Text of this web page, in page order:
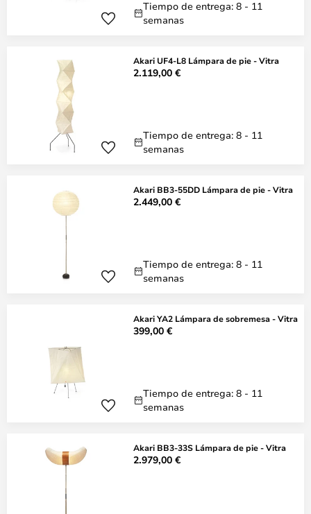
Tiempo de entrega: 8 - 11
semanas
Akari UF4-L8 Lámpara de pie - Vitra
2.119,00 €
Tiempo de entrega: 8 - 11
semanas
Akari BB3-55DD Lámpara de pie - Vitra
2.449,00 €
Tiempo de entrega: 8 - 11
semanas
Akari YA2 Lámpara de sobremesa - Vitra
399,00 €
Tiempo de entrega: 8 - 11
semanas
Akari BB3-33S Lámpara de pie - Vitra
2.979,00 €